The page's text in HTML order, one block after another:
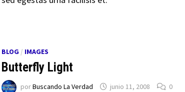
BLOG / IMAGES
Butterfly Light
porBuscando La Verdad junio 11, 2008 0